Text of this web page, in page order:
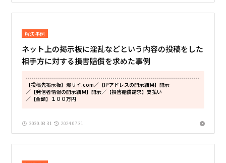
解決事例
ネット上の掲示板に淫乱などという内容の投稿をした
相手方に対する損害賠償を求めた事例
【投稿先掲示板】爆サイ.com ／【IPアドレスの開示結果】開示
／【発信者情報の開示結果】開示／【損害賠償請求】支払い
／【金額】１００万円
2020.03.31 2024.07.31